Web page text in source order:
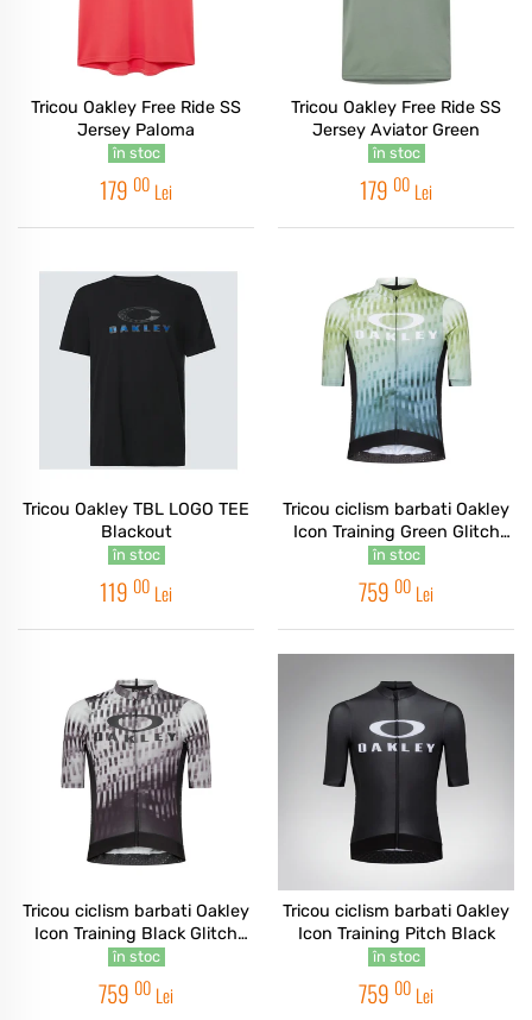
Tricou Oakley Free Ride SS
Jersey Paloma
în stoc
179 00 Lei
Tricou Oakley Free Ride SS
Jersey Aviator Green
în stoc
179 00 Lei
Tricou Oakley TBL LOGO TEE
Blackout
în stoc
119 00 Lei
Tricou ciclism barbati Oakley
Icon Training Green Glitch
Print
în stoc
759 00 Lei
Tricou ciclism barbati Oakley
Icon Training Black Glitch
Print
în stoc
759 00 Lei
Tricou ciclism barbati Oakley
Icon Training Pitch Black
în stoc
759 00 Lei